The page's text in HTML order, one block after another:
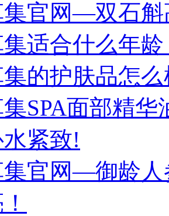
官网—双石斛
适合什么年龄
的护肤品怎
SPA面部精
紧致!
官网—御龄人